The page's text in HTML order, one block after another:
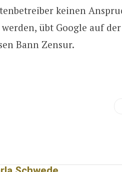
keinen
übt Google auf
Bann Zensur.